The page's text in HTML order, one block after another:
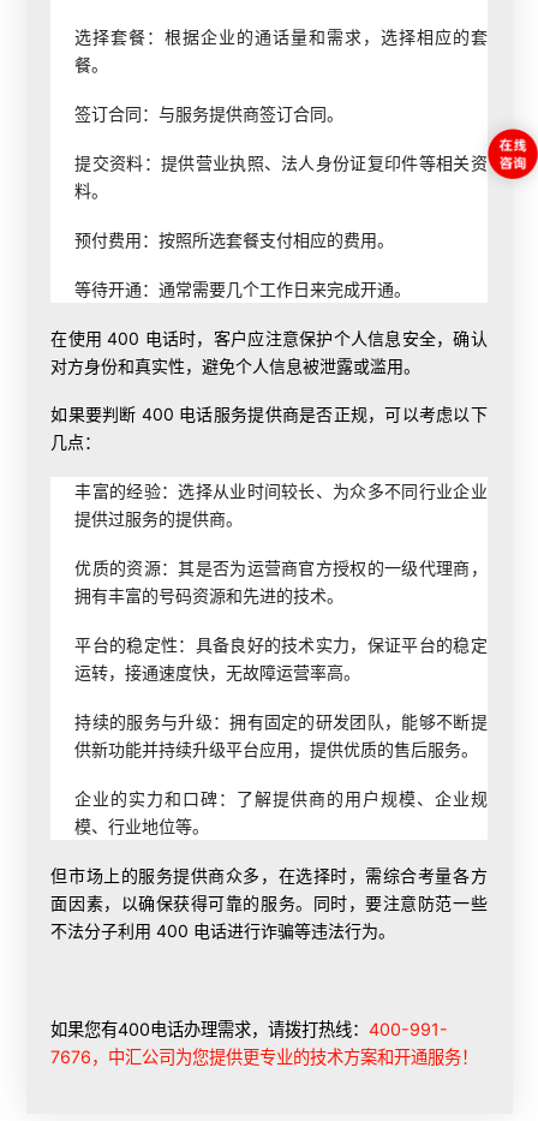
选择套餐：根据企业的通话量和需求，选择相应的套
餐。
签订合同：与服务提供商签订合同。
提交资料：提供营业执照、法人身份证复印件等相关资
料。
预付费用：按照所选套餐支付相应的费用。
等待开通：通常需要几个工作日来完成开通。
在使用 400 电话时，客户应注意保护个人信息安全，确认
对方身份和真实性，避免个人信息被泄露或滥用。
如果要判断 400 电话服务提供商是否正规，可以考虑以下
几点：
丰富的经验：选择从业时间较长、为众多不同行业企业
提供过服务的提供商。
优质的资源：其是否为运营商官方授权的一级代理商，
拥有丰富的号码资源和先进的技术。
平台的稳定性：具备良好的技术实力，保证平台的稳定
运转，接通速度快，无故障运营率高。
持续的服务与升级：拥有固定的研发团队，能够不断提
供新功能并持续升级平台应用，提供优质的售后服务。
企业的实力和口碑：了解提供商的用户规模、企业规
模、行业地位等。
但市场上的服务提供商众多，在选择时，需综合考量各方
面因素，以确保获得可靠的服务。同时，要注意防范一些
不法分子利用 400 电话进行诈骗等违法行为。
如果您有400电话办理需求，请拨打热线：400-991-
7676，中汇公司为您提供更专业的技术方案和开通服务！